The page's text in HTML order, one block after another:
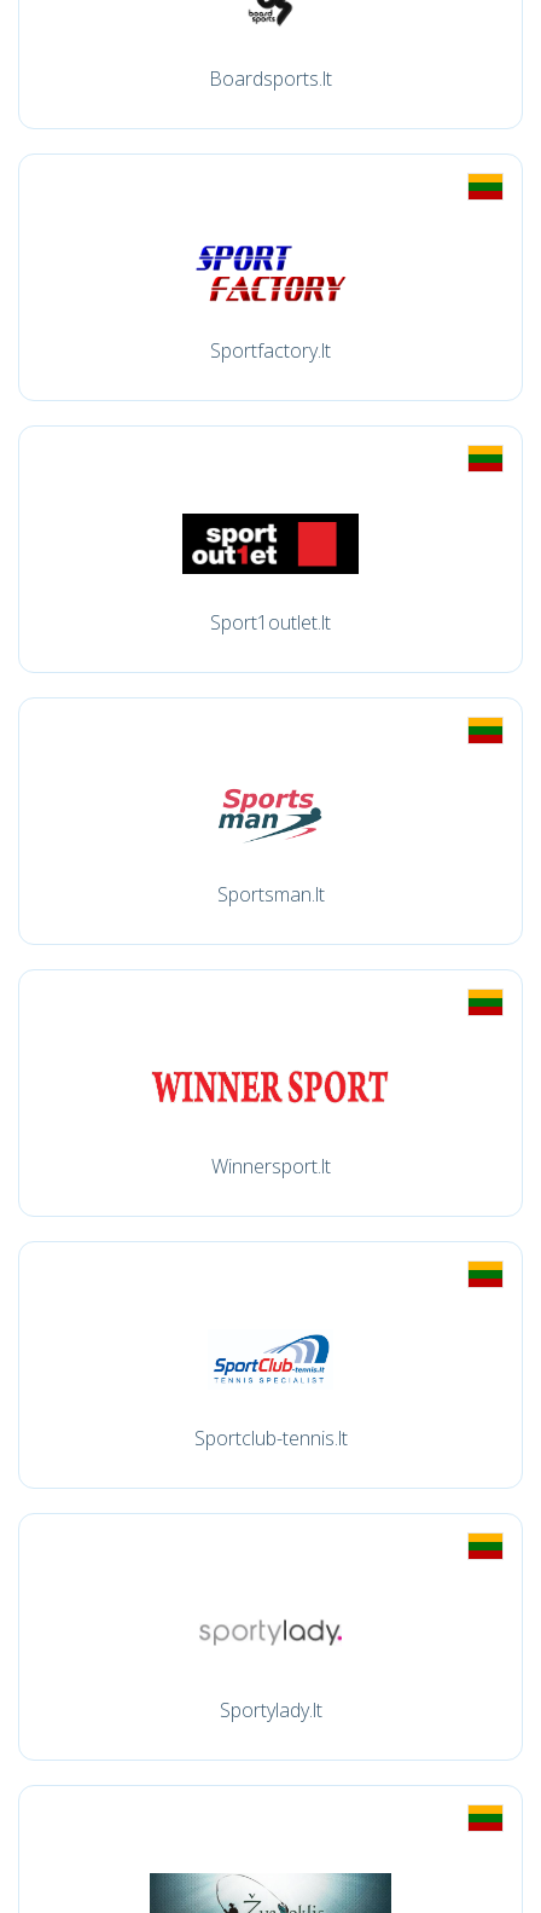
Boardsports.lt
Sportfactory.lt
Sport1outlet.lt
Sportsman.lt
Winnersport.lt
Sportclub-tennis.lt
Sportylady.lt